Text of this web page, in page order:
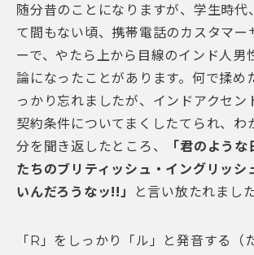
随分昔のことになりますが、学生時代
て間もない頃、携帯電話のカスタマー
ーで、やたら上から目線のインド人男
論になったことがあります。何で揉め
っかり忘れましたが、インドアクセン
契約条件についてまくしたてられ、わ
分を聞き返したところ、
「君のよう
たちのブリティッシュ・イングリッシ
いんだろうなッ!!」
と言い放たれました
「R」をしっかり「ル」と発音する（